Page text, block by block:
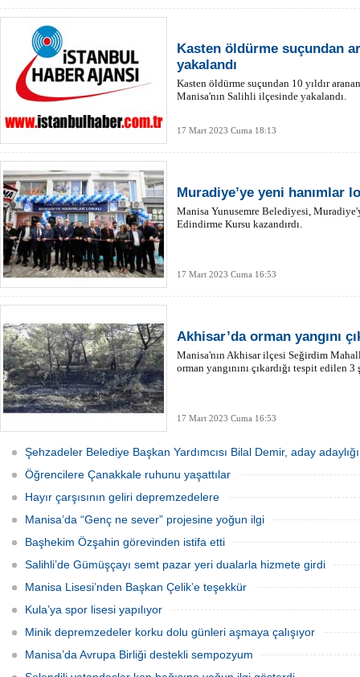
Kasten öldürme suçundan
yakalandı
Kasten öldürme suçundan 10 yıldır
Manisa'nın Salihli ilçesinde yakalandı.
17 Mart 2023 Cuma 18:13
Muradiye’ye yeni hanımlar
Manisa Yunusemre Belediyesi,
Edindirme Kursu kazandırdı.
17 Mart 2023 Cuma 16:53
Akhisar’da orman yangını
Manisa'nın Akhisar ilçesi Seğirdim
orman yangınını çıkardığı tespit edilen
17 Mart 2023 Cuma 16:53
Şehzadeler Belediye Başkan Yardımcısı Bilal Demir, aday
Öğrencilere Çanakkale ruhunu yaşattılar
Hayır çarşısının geliri depremzedelere
Manisa’da “Genç ne sever” projesine yoğun ilgi
Başhekim Özşahin görevinden istifa etti
Salihli’de Gümüşçayı semt pazar yeri dualarla hizmete girdi
Manisa Lisesi’nden Başkan Çelik’e teşekkür
Kula’ya spor lisesi yapılıyor
Minik depremzedeler korku dolu günleri aşmaya çalışıyor
Manisa’da Avrupa Birliği destekli sempozyum